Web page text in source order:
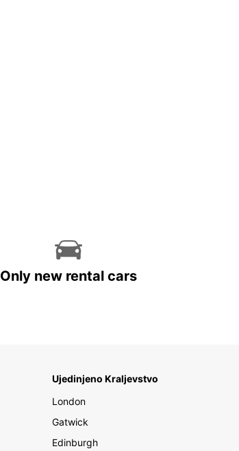
Only new rental cars
Ujedinjeno Kraljevstvo
London
Gatwick
Edinburgh